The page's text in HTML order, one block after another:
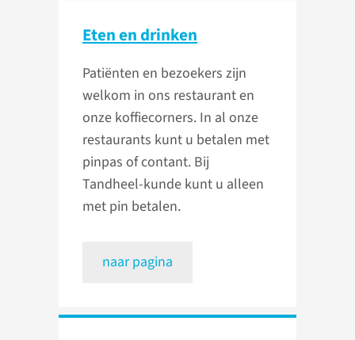
Eten en drinken
Patiënten en bezoekers zijn
welkom in ons restaurant en
onze koffiecorners. In al onze
restaurants kunt u betalen met
pinpas of contant. Bij
Tandheel-kunde kunt u alleen
met pin betalen.
naar pagina